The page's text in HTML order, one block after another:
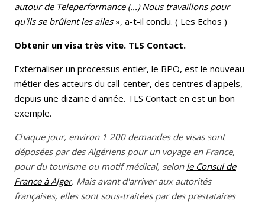
autour de Teleperformance (...) Nous travaillons pour
qu'ils se brûlent les ailes», a-t-il conclu. ( Les Echos )
Obtenir un visa très vite. TLS Contact.
Externaliser un processus entier, le BPO, est le nouveau
métier des acteurs du call-center, des centres d'appels,
depuis une dizaine d'année. TLS Contact en est un bon
exemple.
Chaque jour, environ 1 200 demandes de visas sont
déposées par des Algériens pour un voyage en France,
pour du tourisme ou motif médical, selon le Consul de
France à Alger. Mais avant d'arriver aux autorités
françaises, elles sont sous-traitées par des prestataires